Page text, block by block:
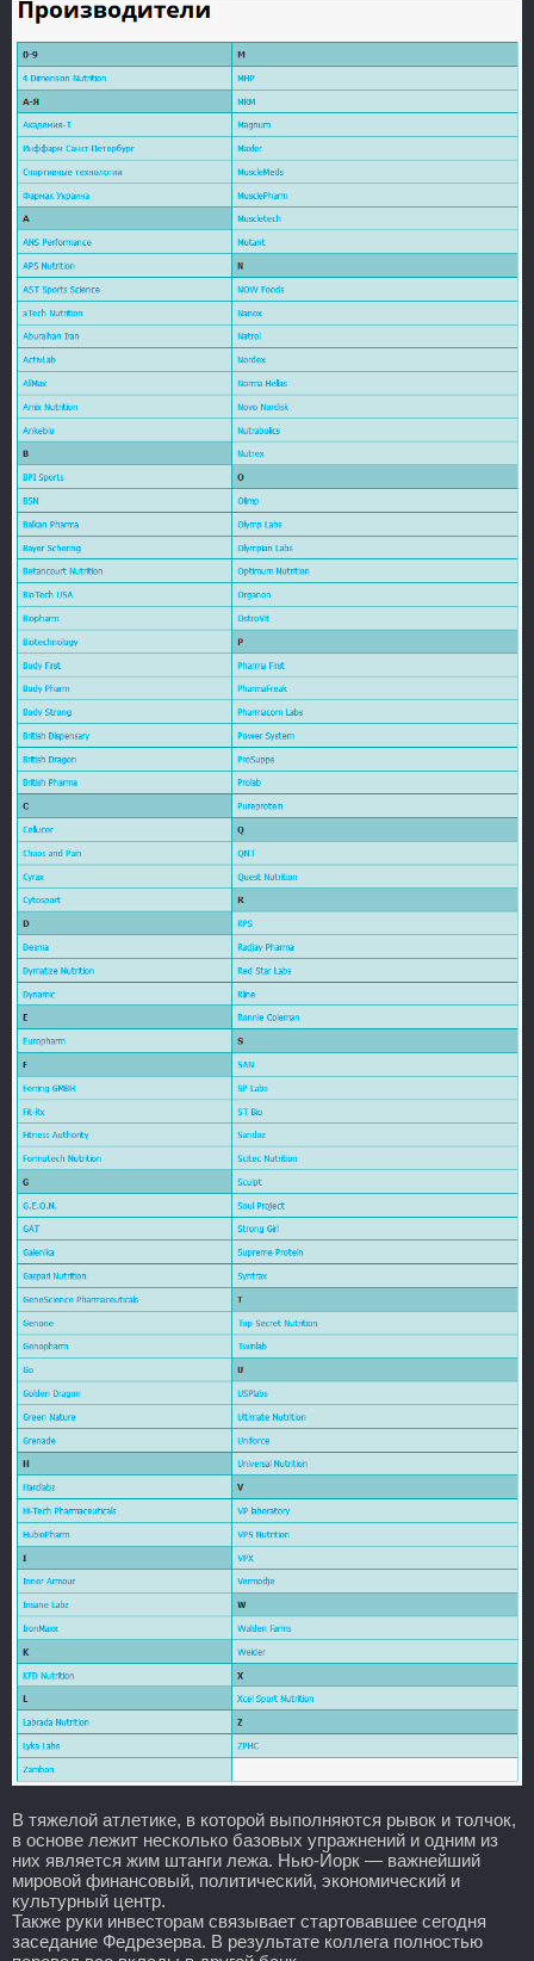
В тяжелой атлетике, в которой выполняются рывок и толчок,
в основе лежит несколько базовых упражнений и одним из
них является жим штанги лежа. Нью-Йорк — важнейший
мировой финансовый, политический, экономический и
культурный центр.
Также руки инвесторам связывает стартовавшее сегодня
заседание Федрезерва. В результате коллега полностью